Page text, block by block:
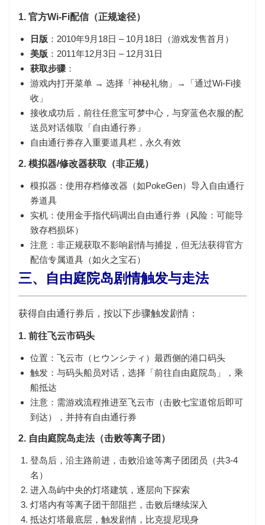
1. 官方Wi-Fi配信（正规途径）
日版 ：2010年9月18日 – 10月18日（游戏发售首月）
美版 ：2011年12月3日 – 12月31日
获取步骤 ：
游戏内打开菜单 → 选择「神秘礼物 」→「通过Wi-Fi接
收 」
接收成功后，前往任意宝可梦中心 ，与穿蓝色衣服的配
送员对话领取「自由通行券」
自由通行券存入重要道具栏，永久有效
2. 模拟器/修改器获取（非正规）
模拟器：使用存档修改器 （如PokeGen）导入自由通行
券道具
实机：使用金手指代码调出自由通行券（风险：可能导
致存档损坏）
注意：非正规获取不影响剧情与捕捉，但无法获得官方
配信专属道具（如火之宝石）
三、自由庭院岛剧情触发与走法
获得自由通行券后，按以下步骤触发剧情：
1. 前往飞云市码头
位置：飞云市（ヒウンシティ）最西侧的港口码头
触发：与码头船员对话，选择「前往自由庭院岛」，乘
船抵达
注意：需游戏流程推进至飞云市（击败七宝道馆后即可
到达），并持有自由通行券
2. 自由庭院岛走法（击败等离子团）
登岛后，沿主路前进，击败沿途等离子团团员 （共3-4
名）
进入岛屿中央的灯塔建筑 ，逐层向下探索
灯塔内有等离子团干部阻拦，击败后继续深入
抵达灯塔最底层 ，触发剧情，比克提尼现身